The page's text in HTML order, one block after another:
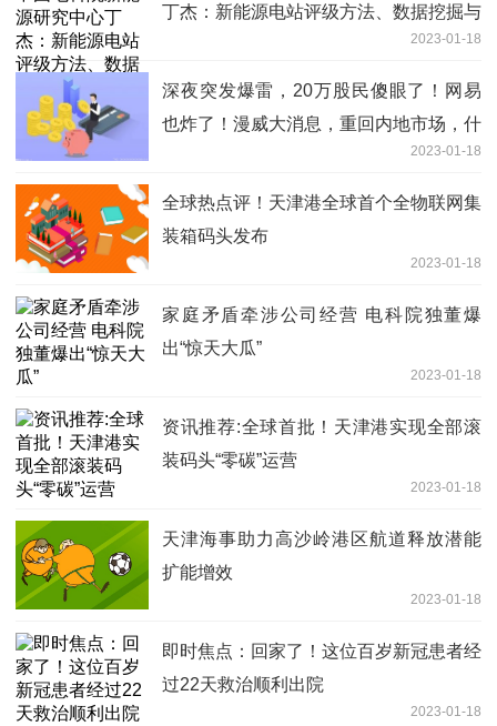
丁杰：新能源电站评级方法、数据挖掘与
2023-01-18
深夜突发爆雷，20万股民傻眼了！网易
也炸了！漫威大消息，重回内地市场，什
2023-01-18
全球热点评！天津港全球首个全物联网集
装箱码头发布
2023-01-18
家庭矛盾牵涉公司经营 电科院独董爆
出“惊天大瓜”
2023-01-18
资讯推荐:全球首批！天津港实现全部滚
装码头“零碳”运营
2023-01-18
天津海事助力高沙岭港区航道释放潜能
扩能增效
2023-01-18
即时焦点：回家了！这位百岁新冠患者经
过22天救治顺利出院
2023-01-18